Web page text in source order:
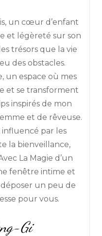
un cœur d’enfant
et légèreté sur son
trésors que la vie
des obstacles.
un espace où mes
et se transforment
inspirés de mon
et de rêveuse.
influencé par les
la bienveillance,
La Magie d’un
fenêtre intime et
un peu de
pour vous.
Gi